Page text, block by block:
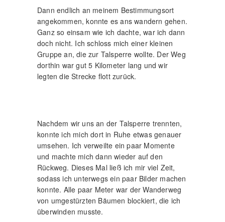
Dann endlich an meinem Bestimmungsort
angekommen, konnte es ans wandern gehen.
Ganz so einsam wie ich dachte, war ich dann
doch nicht. Ich schloss mich einer kleinen
Gruppe an, die zur Talsperre wollte. Der Weg
dorthin war gut 5 Kilometer lang und wir
legten die Strecke flott zurück.
Nachdem wir uns an der Talsperre trennten,
konnte ich mich dort in Ruhe etwas genauer
umsehen. Ich verweilte ein paar Momente
und machte mich dann wieder auf den
Rückweg. Dieses Mal ließ ich mir viel Zeit,
sodass ich unterwegs ein paar Bilder machen
konnte. Alle paar Meter war der Wanderweg
von umgestürzten Bäumen blockiert, die ich
überwinden musste.